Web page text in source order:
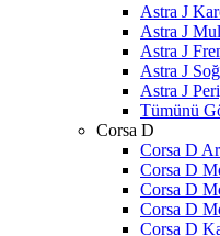
Astra J
Astra J
Astra J
Astra J
Astra J
Tümünü
Corsa D
Corsa D
Corsa D
Corsa D
Corsa D
Corsa D